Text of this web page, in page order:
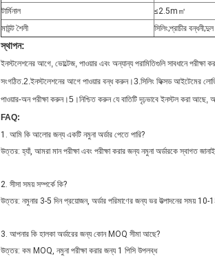
টার্মিনাল
≤2.5m㎡
মাউন্ট শৈলী
সিলিং;প্রাচীর বন্ধনী;দুল
স্থাপন:
ইনস্টলেশনের আগে, ভোল্টেজ, পাওয়ার এবং অন্যান্য পরামিতিগুলি সাবধানে পরীক্ষা
সংগঠিত.2.ইনস্টলেশনের আগে পাওয়ার বন্ধ করুন।3.সিলিং ফিক্সড আইটেমের
পাওয়ার-অন পরীক্ষা করুন।5।নিশ্চিত করুন যে বাতিটি দৃঢ়ভাবে ইনস্টল করা
FAQ:
1. আমি কি আলোর জন্য একটি নমুনা অর্ডার পেতে পারি?
উত্তর: হ্যাঁ, আমরা মান পরীক্ষা এবং পরীক্ষা করার জন্য নমুনা অর্ডারকে স্বাগত
2. সীসা সময় সম্পর্কে কি?
উত্তর: নমুনার 3-5 দিন প্রয়োজন, অর্ডার পরিমাণের জন্য ভর উত্পাদনের সময় 10-
3. আপনার কি হালকা অর্ডারের জন্য কোন MOQ সীমা আছে?
উত্তর: কম MOQ, নমুনা পরীক্ষা করার জন্য 1 পিসি উপলব্ধ